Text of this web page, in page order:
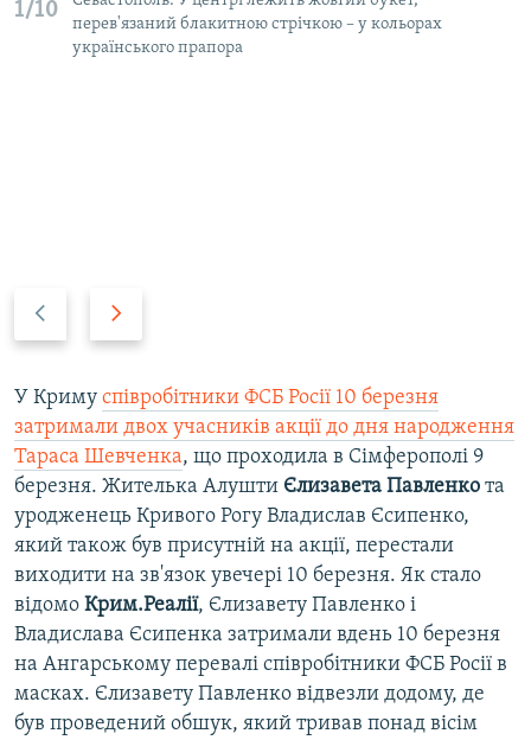
1/10
перев'язаний блакитною стрічкою – у кольорах
українського прапора
v
i
o
u
s
s
l
i
d
e
t
s
l
i
d
e
У Криму співробітники ФСБ Росії 10 березня
затримали двох учасників акції до дня народження
Тараса Шевченка, що проходила в Сімферополі 9
березня. Жителька Алушти Єлизавета Павленко та
уродженець Кривого Рогу Владислав Єсипенко,
який також був присутній на акції, перестали
виходити на зв'язок увечері 10 березня. Як стало
відомо Крим.Реалії, Єлизавету Павленко і
Владислава Єсипенка затримали вдень 10 березня
на Ангарському перевалі співробітники ФСБ Росії в
масках. Єлизавету Павленко відвезли додому, де
був проведений обшук, який тривав понад вісім